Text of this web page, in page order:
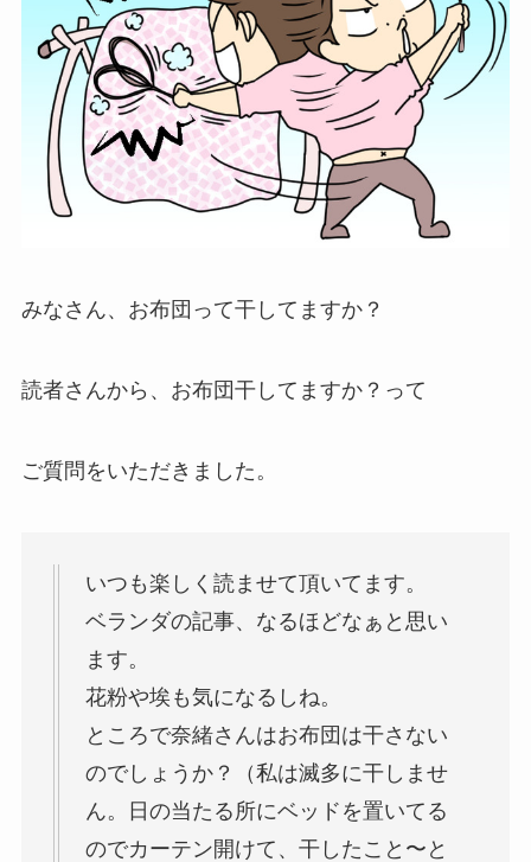
みなさん、お布団って干してますか？
読者さんから、お布団干してますか？って
ご質問をいただきました。
いつも楽しく読ませて頂いてます。
ベランダの記事、なるほどなぁと思い
ます。
花粉や埃も気になるしね。
ところで奈緒さんはお布団は干さない
のでしょうか？（私は滅多に干しませ
ん。日の当たる所にベッドを置いてる
のでカーテン開けて、干したこと〜と